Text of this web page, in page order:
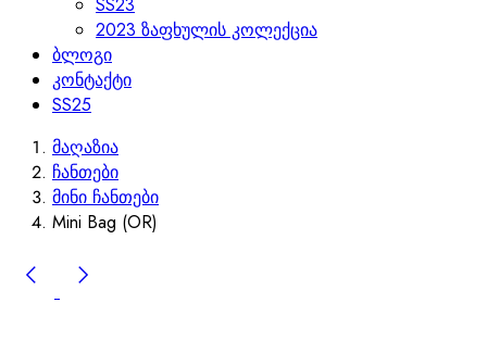
2023 ზაფხულის კოლექცია
ბლოგი
კონტაქტი
SS25
მაღაზია
ჩანთები
მინი ჩანთები
Mini Bag (OR)